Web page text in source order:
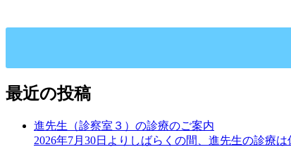
最近の投稿
進先生（診察室３）の診療のご案内
2026年7月30日よりしばらくの間、進先生の診療